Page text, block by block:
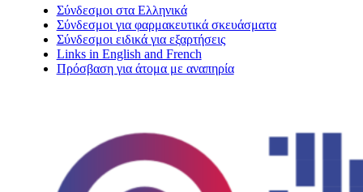
Σύνδεσμοι στα Ελληνικά
Σύνδεσμοι για φαρμακευτικά σκευάσματα
Σύνδεσμοι ειδικά για εξαρτήσεις
Links in English and French
Πρόσβαση για άτομα με αναπηρία